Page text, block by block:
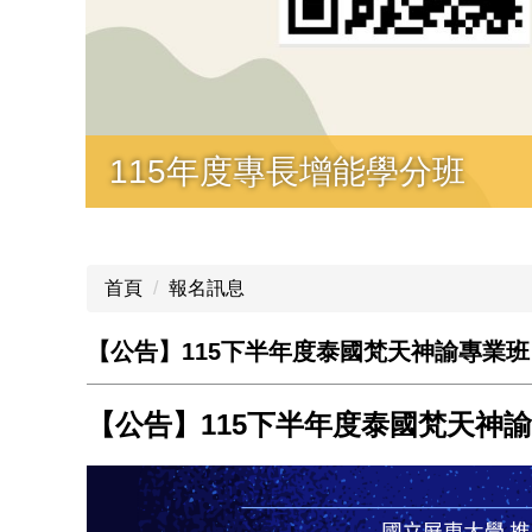
115年度專長增能學分班
首頁 報名訊息
【公告】115下半年度泰國梵天神諭專業班
【公告】115下半年度泰國梵天神